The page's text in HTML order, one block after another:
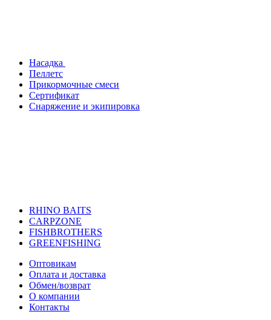
Насадка
Пеллетс
Прикормочные смеси
Сертификат
Снаряжение и экипировка
RHINO BAITS
CARPZONE
FISHBROTHERS
GREENFISHING
Оптовикам
Оплата и доставка
Обмен/возврат
О компании
Контакты